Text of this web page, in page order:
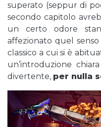
superato (seppur di
secondo capitolo
un certo odore
affezionato quel
classico a cui si è
un’introduzione
divertente, per nulla